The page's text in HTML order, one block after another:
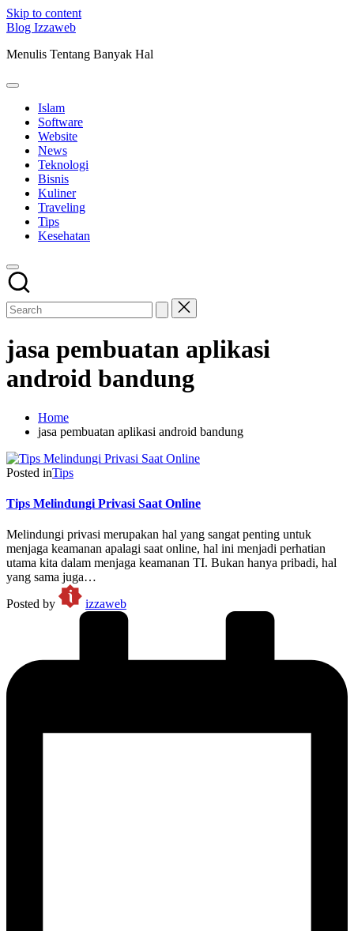
Skip to content
Blog Izzaweb
Menulis Tentang Banyak Hal
Islam
Software
Website
News
Teknologi
Bisnis
Kuliner
Traveling
Tips
Kesehatan
jasa pembuatan aplikasi
android bandung
Home
jasa pembuatan aplikasi android bandung
Posted inTips
Tips Melindungi Privasi Saat Online
Melindungi privasi merupakan hal yang sangat penting untuk
menjaga keamanan apalagi saat online, hal ini menjadi perhatian
utama kita dalam menjaga keamanan TI. Bukan hanya pribadi, hal
yang sama juga…
Posted by
izzaweb